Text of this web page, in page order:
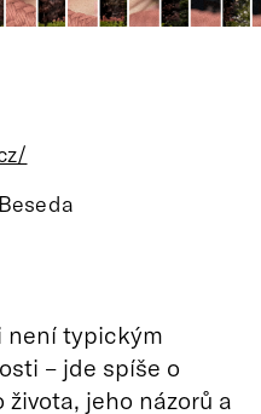
není typickým
– jde spíše o
jeho názorů a